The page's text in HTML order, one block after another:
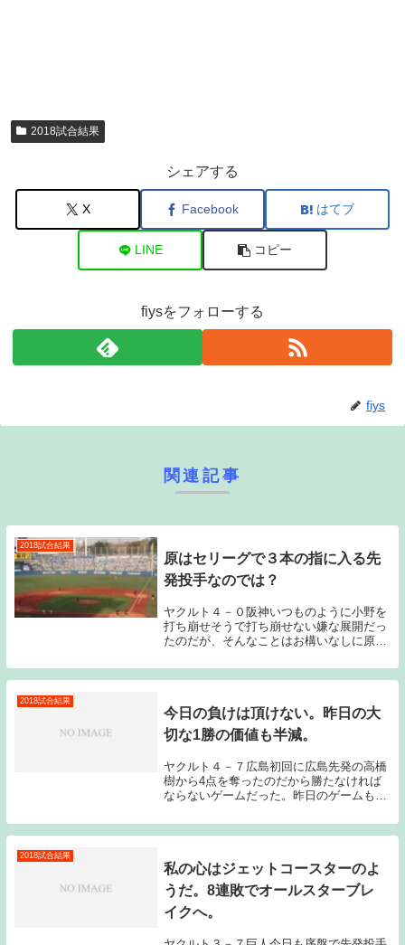
2018試合結果
シェアする
X Facebook はてブ
LINE コピー
fiysをフォローする
fiys
関連記事
2018試合結果
原はセリーグで３本の指に入る先
発投手なのでは？
ヤクルト４－０阪神いつものように小野を
打ち崩せそうで打ち崩せない嫌な展開だっ
たのだが、そんなことはお構いなしに原が
してからの原の投球は安定感抜群である。
被安打、与四死球が少なく奪三振が増え、
2018試合結果
今日の負けは頂けない。昨日の大
切な1勝の価値も半減。
ヤクルト４－７広島初回に広島先発の高橋
樹から4点を奪ったのだから勝たなければ
ならないゲームだった。昨日のゲームもそ
り、多少メンバーを落としてゲームに臨ん
でいた。ヤクルトはまだCS進出が決まっ
2018試合結果
私の心はジェットコースターのよ
うだ。8連敗でオールスターブレ
イクへ。